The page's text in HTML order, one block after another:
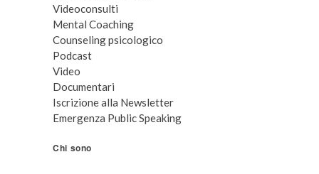
Videoconsulti
Mental Coaching
Counseling psicologico
Podcast
Video
Documentari
Iscrizione alla Newsletter
Emergenza Public Speaking
Chi sono